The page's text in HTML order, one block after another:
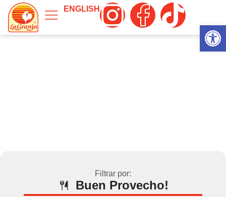
Abrir
ENGLISH
Filtrar por:
Buen Provecho!